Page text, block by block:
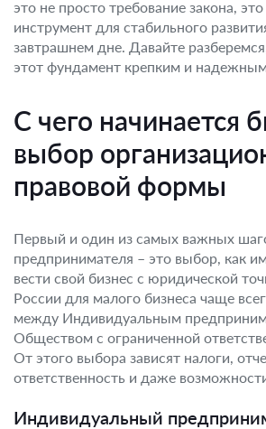
это не просто требование закона,
инструмент для стабильного
завтрашнем дне. Давайте
этот фундамент крепким и
С чего начинается
выбор
правовой формы
Первый и один из самых важных
предпринимателя – это выбор, как
вести свой бизнес с юридической
России для малого бизнеса чаще
между Индивидуальным
Обществом с ограниченной
От этого выбора зависят налоги,
ответственность и даже
Индивидуальный